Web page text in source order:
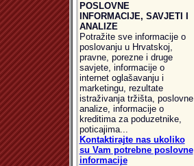
POSLOVNE
INFORMACIJE, SAVJETI I
ANALIZE
Potražite sve informacije o
poslovanju u Hrvatskoj,
pravne, porezne i druge
savjete, informacije o
internet oglašavanju i
marketingu, rezultate
istraživanja tržišta, poslovne
analize, informacije o
kreditima za poduzetnike,
poticajima...
Kontaktirajte nas ukoliko
su Vam potrebne poslovne
informacije